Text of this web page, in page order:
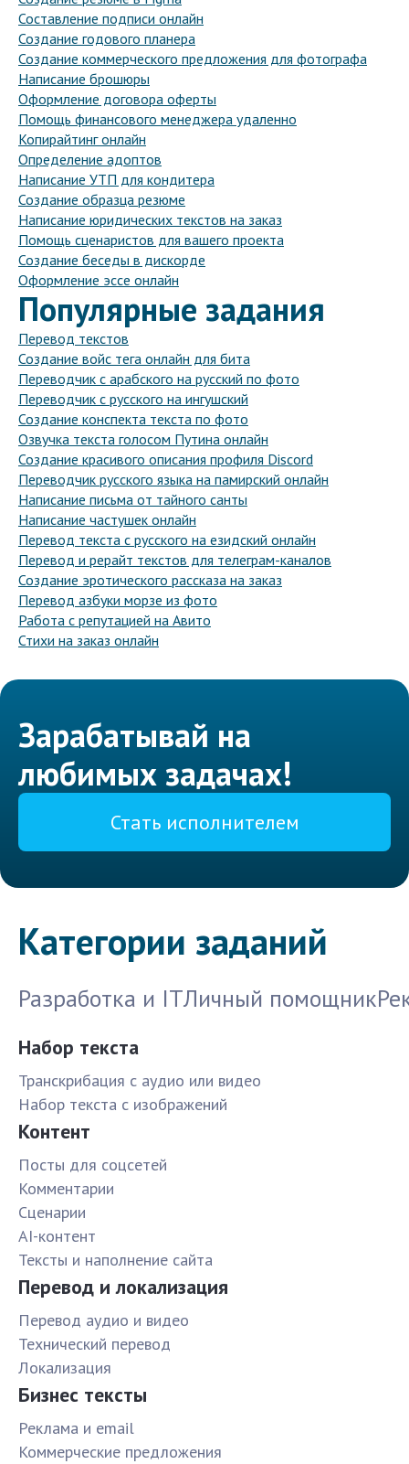
Составление подписи онлайн
Создание годового планера
Создание коммерческого предложения для фотографа
Написание брошюры
Оформление договора оферты
Помощь финансового менеджера удаленно
Копирайтинг онлайн
Определение адоптов
Написание УТП для кондитера
Создание образца резюме
Написание юридических текстов на заказ
Помощь сценаристов для вашего проекта
Создание беседы в дискорде
Оформление эссе онлайн
Популярные задания
Перевод текстов
Создание войс тега онлайн для бита
Переводчик с арабского на русский по фото
Переводчик с русского на ингушский
Создание конспекта текста по фото
Озвучка текста голосом Путина онлайн
Создание красивого описания профиля Discord
Переводчик русского языка на памирский онлайн
Написание письма от тайного санты
Написание частушек онлайн
Перевод текста с русского на езидский онлайн
Перевод и рерайт текстов для телеграм-каналов
Создание эротического рассказа на заказ
Перевод азбуки морзе из фото
Работа с репутацией на Авито
Стихи на заказ онлайн
Зарабатывай на
любимых задачах!
Стать исполнителем
Категории заданий
Разработка и ITЛичный помощник
Набор текста
Транскрибация с аудио или видео
Набор текста с изображений
Контент
Посты для соцсетей
Комментарии
Сценарии
AI-контент
Тексты и наполнение сайта
Перевод и локализация
Перевод аудио и видео
Технический перевод
Локализация
Бизнес тексты
Реклама и email
Коммерческие предложения